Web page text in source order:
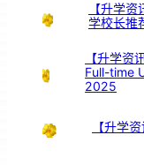
【升学
学校长推
【升学
Full-time
2025
【升学